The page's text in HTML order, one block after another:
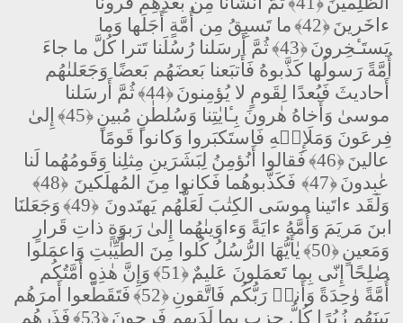
ءاخَرينَ﴿42﴾
ما تَسبِقُ مِن أُمَّةٍ أَجَلَها وَما
يَستَـٔخِرونَ﴿43﴾
ثُمَّ أَرسَلنا رُسُلَنا تَترا كُلَّ ما جاءَ
أُمَّةً رَسولُها كَذَّبوهُ فَأَتبَعنا بَعضَهُم بَعضًا وَجَعَلنٰهُم
أَحاديثَ فَبُعدًا لِقَومٍ لا يُؤمِنونَ﴿44﴾
ثُمَّ أَرسَلنا
موسىٰ وَأَخاهُ هٰرونَ بِـٔايٰتِنا وَسُلطٰنٍ مُبينٍ﴿45﴾
إِلىٰ
فِرعَونَ وَمَلَإِي۟هِ فَاستَكبَروا وَكانوا قَومًا
عالينَ﴿46﴾
فَقالوا أَنُؤمِنُ لِبَشَرَينِ مِثلِنا وَقَومُهُما لَنا
عٰبِدونَ﴿47﴾ فَكَذَّبوهُما فَكانوا مِنَ المُهلَكينَ ﴿48﴾
وَلَقَد ءاتَينا موسَى الكِتٰبَ لَعَلَّهُم يَهتَدونَ ﴿49﴾
وَجَعَلنَا
ابنَ مَريَمَ وَأُمَّهُ ءايَةً وَءاوَينٰهُما إِلىٰ رَبوَةٍ ذاتِ قَرارٍ
وَمَعينٍ﴿50﴾
يٰأَيُّهَا الرُّسُلُ كُلوا مِنَ الطَّيِّبٰتِ وَاعمَلوا
صٰلِحًا إِنّى بِما تَعمَلونَ عَليمٌ ﴿51﴾
وَإِنَّ هٰذِهِ أُمَّتُكُم
أُمَّةً وٰحِدَةً وَأَنا۠ رَبُّكُم فَاتَّقونِ﴿52﴾
فَتَقَطَّعوا أَمرَهُم
بَينَهُم زُبُرًا كُلُّ حِزبٍ بِما لَدَيهِم فَرِحونَ﴿53﴾
فَذَرهُم